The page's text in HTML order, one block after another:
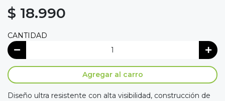
$ 18.990
CANTIDAD
Agregar al carro
Diseño ultra resistente con alta visibilidad, construcción de